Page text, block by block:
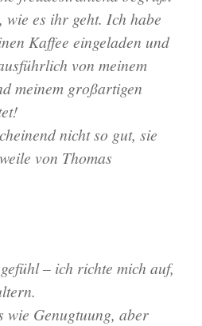
wie es ihr geht. Ich habe
Kaffee eingeladen und
von meinem
meinem großartigen
nicht so gut, sie
von Thomas
– ich richte mich auf,
wie Genugtuung, aber